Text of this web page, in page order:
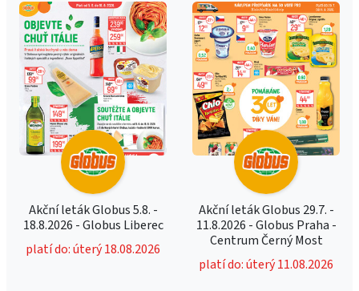
Akční leták Globus 5.8. -
18.8.2026 - Globus Liberec
platí do: úterý 18.08.2026
Akční leták Globus 29.7. -
11.8.2026 - Globus Praha -
Centrum Černý Most
platí do: úterý 11.08.2026